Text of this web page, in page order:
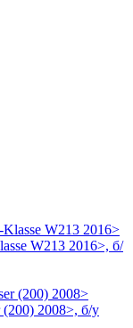
W213 2016>, б/
2008>, б/у